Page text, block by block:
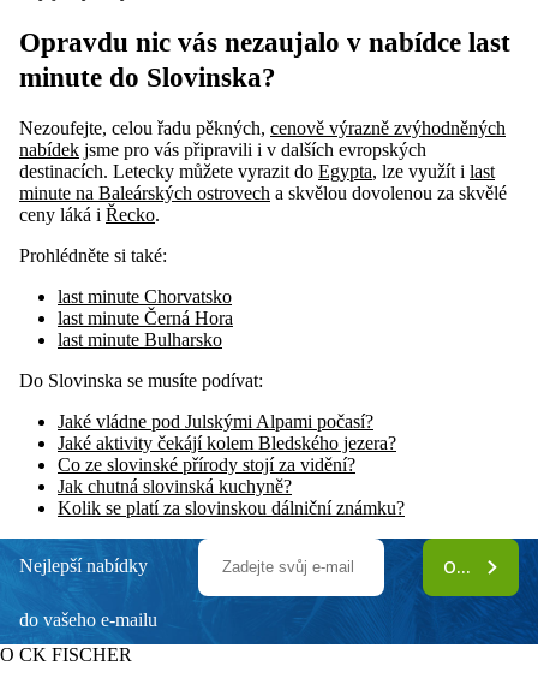
Opravdu nic vás nezaujalo v nabídce last
minute do Slovinska?
Nezoufejte, celou řadu pěkných, cenově výrazně zvýhodněných
nabídek jsme pro vás připravili i v dalších evropských
destinacích. Letecky můžete vyrazit do Egypta, lze využít i last
minute na Baleárských ostrovech a skvělou dovolenou za skvělé
ceny láká i Řecko.
Prohlédněte si také:
last minute Chorvatsko
last minute Černá Hora
last minute Bulharsko
Do Slovinska se musíte podívat:
Jaké vládne pod Julskými Alpami počasí?
Jaké aktivity čekájí kolem Bledského jezera?
Co ze slovinské přírody stojí za vidění?
Jak chutná slovinská kuchyně?
Kolik se platí za slovinskou dálniční známku?
Nejlepší nabídky
do vašeho e-mailu
ODEBÍRAT
O CK FISCHER